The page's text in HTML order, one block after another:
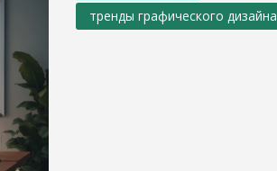
тренды графического дизайна